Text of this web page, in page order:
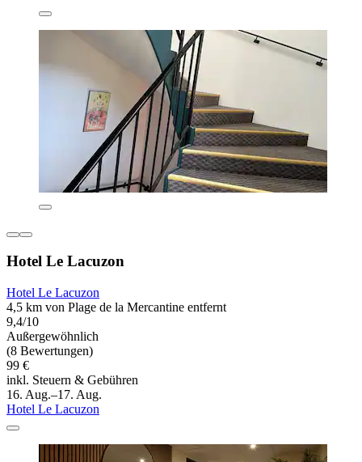
Hotel Le Lacuzon
Hotel Le Lacuzon
4,5 km von Plage de la Mercantine entfernt
9,4/10
Außergewöhnlich
(8 Bewertungen)
99 €
inkl. Steuern & Gebühren
16. Aug.–17. Aug.
Hotel Le Lacuzon